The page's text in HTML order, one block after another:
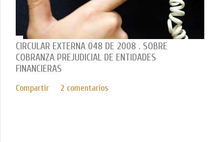
CIRCULAR EXTERNA 048 DE 2008 . SOBRE
COBRANZA PREJUDICIAL DE ENTIDADES
FINANCIERAS
Compartir 2 comentarios